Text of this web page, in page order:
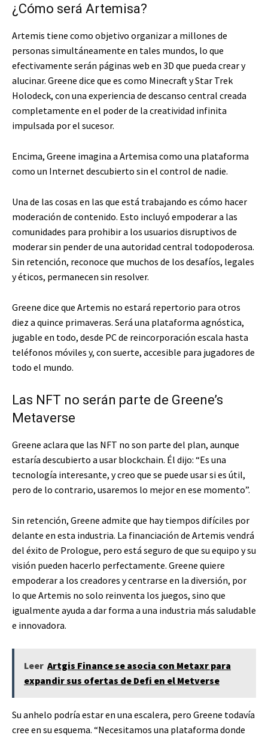
¿Cómo será Artemisa?
Artemis tiene como objetivo organizar a millones de
personas simultáneamente en tales mundos, lo que
efectivamente serán páginas web en 3D que pueda crear y
alucinar. Greene dice que es como Minecraft y Star Trek
Holodeck, con una experiencia de descanso central creada
completamente en el poder de la creatividad infinita
impulsada por el sucesor.
Encima, Greene imagina a Artemisa como una plataforma
como un Internet descubierto sin el control de nadie.
Una de las cosas en las que está trabajando es cómo hacer
moderación de contenido. Esto incluyó empoderar a las
comunidades para prohibir a los usuarios disruptivos de
moderar sin pender de una autoridad central todopoderosa.
Sin retención, reconoce que muchos de los desafíos, legales
y éticos, permanecen sin resolver.
Greene dice que Artemis no estará repertorio para otros
diez a quince primaveras. Será una plataforma agnóstica,
jugable en todo, desde PC de reincorporación escala hasta
teléfonos móviles y, con suerte, accesible para jugadores de
todo el mundo.
Las NFT no serán parte de Greene’s
Metaverse
Greene aclara que las NFT no son parte del plan, aunque
estaría descubierto a usar blockchain. Él dijo: “Es una
tecnología interesante, y creo que se puede usar si es útil,
pero de lo contrario, usaremos lo mejor en ese momento”.
Sin retención, Greene admite que hay tiempos difíciles por
delante en esta industria. La financiación de Artemis vendrá
del éxito de Prologue, pero está seguro de que su equipo y su
visión pueden hacerlo perfectamente. Greene quiere
empoderar a los creadores y centrarse en la diversión, por
lo que Artemis no solo reinventa los juegos, sino que
igualmente ayuda a dar forma a una industria más saludable
e innovadora.
Leer Artgis Finance se asocia con Metaxr para
expandir sus ofertas de Defi en el Metverse
Su anhelo podría estar en una escalera, pero Greene todavía
cree en su esquema. “Necesitamos una plataforma donde